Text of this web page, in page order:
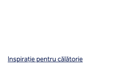
Inspirație pentru călătorie